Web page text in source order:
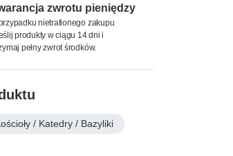
zwrotu pieniędzy
nietrafionego zakupu
produkty w ciągu 14 dni i
pełny zwrot środków.
/ Katedry / Bazyliki